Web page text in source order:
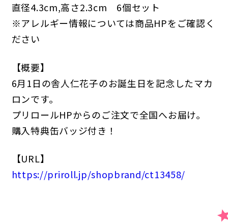
直径4.3cm,高さ2.3cm 6個セット
※アレルギー情報については商品HPをご確認く
ださい
【概要】
6月1日の舎人仁花子のお誕生日を記念したマカ
ロンです。
プリロールHPからのご注文で全国へお届け。
購入特典缶バッジ付き！
【URL】
https://priroll.jp/shopbrand/ct13458/